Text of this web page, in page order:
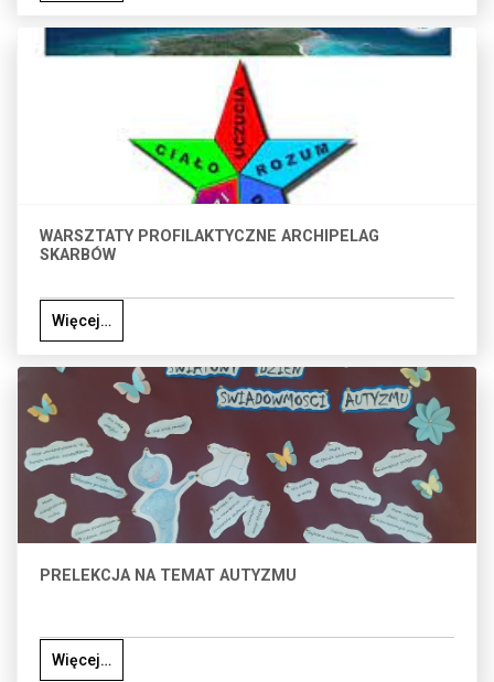
WARSZTATY PROFILAKTYCZNE ARCHIPELAG
SKARBÓW
Więcej…
PRELEKCJA NA TEMAT AUTYZMU
Więcej…